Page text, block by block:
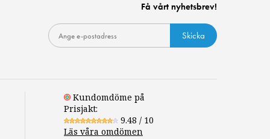
Få vårt nyhetsbrev!
Skicka